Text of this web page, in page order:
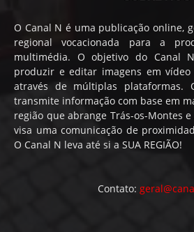
O Canal N é uma publicação online,
regional vocacionada para a
multimédia. O objetivo do Canal
produzir e editar imagens em vídeo
através de múltiplas plataformas.
transmite informação com base em
região que abrange Trás-os-Montes
visa uma comunicação de
O Canal N leva até si a SUA REGIÃO!
Contato: